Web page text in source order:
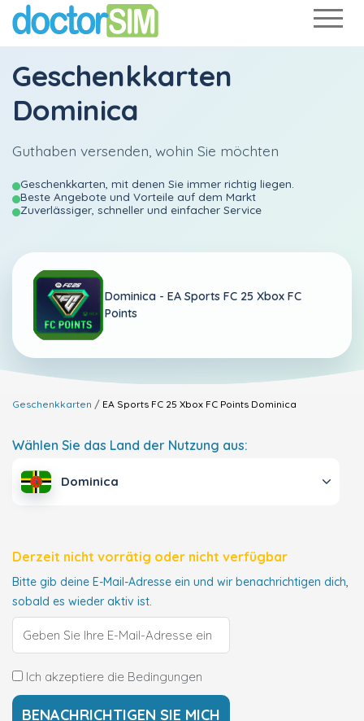
Geschenkkarten
Dominica
Guthaben versenden, wohin Sie möchten
Geschenkkarten, mit denen Sie immer richtig liegen.
Beste Angebote und Vorteile auf dem Markt
Zuverlässiger, schneller und einfacher Service
Dominica -EA Sports FC 25 Xbox FC
Points
Geschenkkarten EA Sports FC 25 Xbox FC Points Dominica
Wählen Sie das Land der Nutzung aus:
Dominica
Derzeit nicht vorrätig oder nicht verfügbar
Bitte gib deine E-Mail-Adresse ein und wir benachrichtigen dich,
sobald es wieder aktiv ist.
Ich akzeptiere die Bedingungen